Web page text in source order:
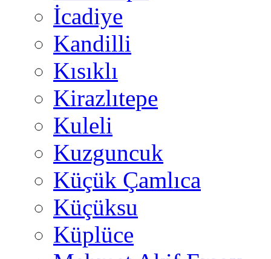
İcadiye
Kandilli
Kısıklı
Kirazlıtepe
Kuleli
Kuzguncuk
Küçük Çamlıca
Küçüksu
Küplüce